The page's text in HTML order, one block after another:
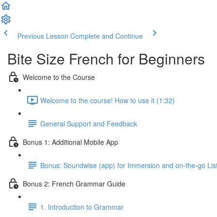
Previous Lesson Complete and Continue
Bite Size French for Beginners
Welcome to the Course
Welcome to the course! How to use it (1:32)
General Support and Feedback
Bonus 1: Additional Mobile App
Bonus: Soundwise (app) for Immersion and on-the-go
Bonus 2: French Grammar Guide
1. Introduction to Grammar